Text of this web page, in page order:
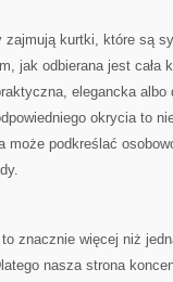
kurtki, które są
jak odbierana jest cała
elegancka albo
okrycia to
może podkreślać
znacznie więcej niż
nasza strona